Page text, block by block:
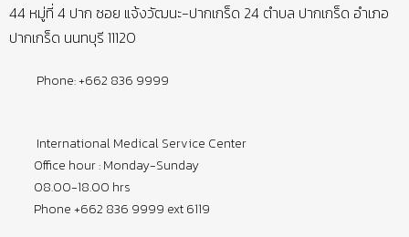
44 หมู่ที่ 4 ปาก ซอย แจ้งวัฒนะ-ปากเกร็ด 24 ตำบล ปากเกร็ด อำเภอ
ปากเกร็ด นนทบุรี 11120
Phone: +662 836 9999
International Medical Service Center
Office hour : Monday-Sunday
08.00-18.00 hrs
Phone +662 836 9999 ext 6119